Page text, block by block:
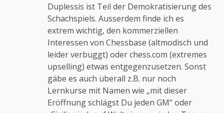
Duplessis ist Teil der Demokratisierung des
Schachspiels. Ausserdem finde ich es
extrem wichtig, den kommerziellen
Interessen von Chessbase (altmodisch und
leider verbuggt) oder chess.com (extremes
upselling) etwas entgegenzusetzen. Sonst
gäbe es auch überall z.B. nur noch
Lernkurse mit Namen wie „mit dieser
Eröffnung schlägst Du jeden GM“ oder